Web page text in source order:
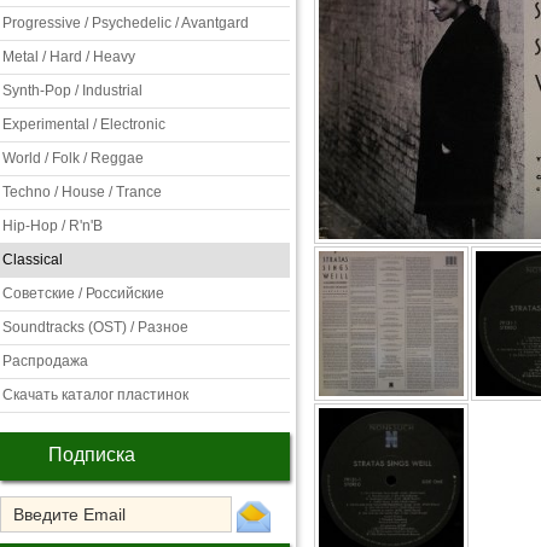
Progressive / Psychedelic / Avantgard
Metal / Hard / Heavy
Synth-Pop / Industrial
Experimental / Electronic
World / Folk / Reggae
Techno / House / Trance
Hip-Hop / R'n'B
Classical
Советские / Российские
Soundtracks (OST) / Разное
Распродажа
Скачать каталог пластинок
Подписка